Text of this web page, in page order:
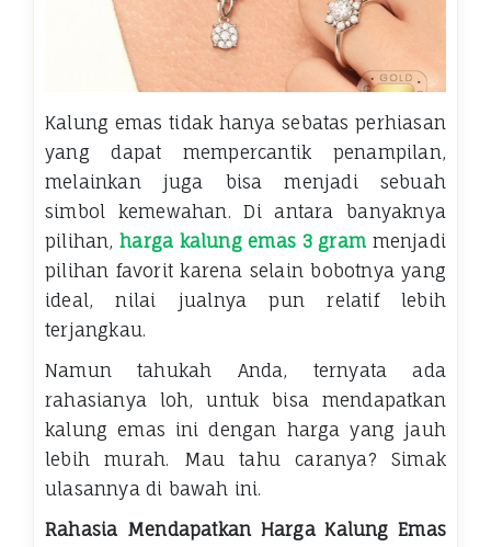
Kalung emas tidak hanya sebatas perhiasan
yang dapat mempercantik penampilan,
melainkan juga bisa menjadi sebuah
simbol kemewahan. Di antara banyaknya
pilihan,harga kalung emas 3 gram menjadi
pilihan favorit karena selain bobotnya yang
ideal, nilai jualnya pun relatif lebih
terjangkau.
Namun tahukah Anda, ternyata ada
rahasianya loh, untuk bisa mendapatkan
kalung emas ini dengan harga yang jauh
lebih murah. Mau tahu caranya? Simak
ulasannya di bawah ini.
Rahasia Mendapatkan Harga Kalung Emas